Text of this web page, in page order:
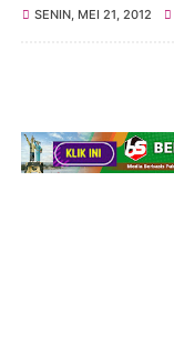
SENIN, MEI 21, 2012